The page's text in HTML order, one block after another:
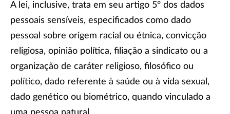
A lei, inclusive, trata em seu artigo 5º dos dados
pessoais sensíveis, especificados como dado
pessoal sobre origem racial ou étnica, convicção
religiosa, opinião política, filiação a sindicato ou a
organização de caráter religioso, filosófico ou
político, dado referente à saúde ou à vida sexual,
dado genético ou biométrico, quando vinculado a